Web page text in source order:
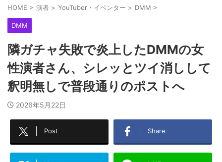
HOME > 演者 > YouTuber・イベンター > DMM >
DMM
隣ガチャ失敗で炎上したDMMの女
性演者さん、シレッとツイ消しして
釈明無しで普段通りのポストへ
2026年5月22日
Post Share